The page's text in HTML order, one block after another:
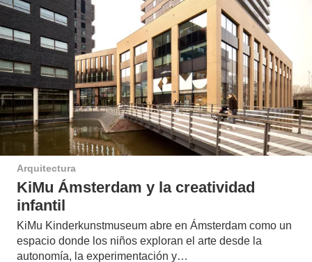
Arquitectura
KiMu Ámsterdam y la creatividad
infantil
KiMu Kinderkunstmuseum abre en Ámsterdam como un
espacio donde los niños exploran el arte desde la
autonomía, la experimentación y…